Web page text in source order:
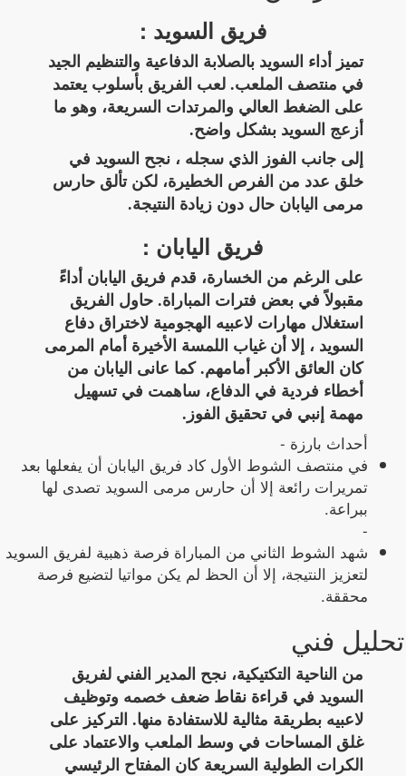
فريق السويد :
تميز أداء السويد بالصلابة الدفاعية والتنظيم الجيد
في منتصف الملعب. لعب الفريق بأسلوب يعتمد
على الضغط العالي والمرتدات السريعة، وهو ما
أزعج السويد بشكل واضح.
إلى جانب الفوز الذي سجله ، نجح السويد في
خلق عدد من الفرص الخطيرة، لكن تألق حارس
مرمى اليابان حال دون زيادة النتيجة.
فريق اليابان :
على الرغم من الخسارة، قدم فريق اليابان أداءً
مقبولاً في بعض فترات المباراة. حاول الفريق
استغلال مهارات لاعبيه الهجومية لاختراق دفاع
السويد ، إلا أن غياب اللمسة الأخيرة أمام المرمى
كان العائق الأكبر أمامهم. كما عانى اليابان من
أخطاء فردية في الدفاع، ساهمت في تسهيل
مهمة إنبي في تحقيق الفوز.
أحداث بارزة -
في منتصف الشوط الأول كاد فريق اليابان أن يفعلها بعد
تمريرات رائعة إلا أن حارس مرمى السويد تصدى لها
ببراعة.
-
شهد الشوط الثاني من المباراة فرصة ذهبية لفريق السويد
لتعزيز النتيجة، إلا أن الحظ لم يكن مواتيا لتضيع فرصة
محققة.
تحليل فني
من الناحية التكتيكية، نجح المدير الفني لفريق
السويد في قراءة نقاط ضعف خصمه وتوظيف
لاعبيه بطريقة مثالية للاستفادة منها. التركيز على
غلق المساحات في وسط الملعب والاعتماد على
الكرات الطولية السريعة كان المفتاح الرئيسي